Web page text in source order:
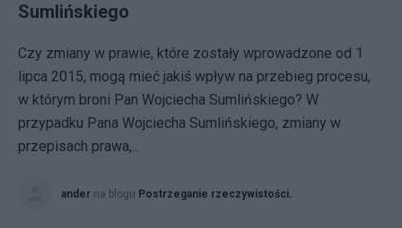
Sumlińskiego
Czy zmiany w prawie, które zostały wprowadzone od 1
lipca 2015, mogą mieć jakiś wpływ na przebieg procesu,
w którym broni Pan Wojciecha Sumlińskiego? W
przypadku Pana Wojciecha Sumlińskiego, zmiany w
przepisach prawa,...
ander na blogu Postrzeganie rzeczywistości.